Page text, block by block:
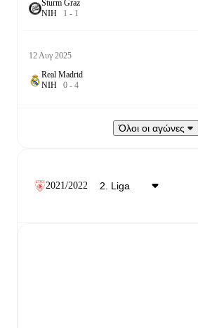
Sturm Graz
ΝΙΗ 1 - 1
12 Αυγ 2025
Real Madrid
ΝΙΗ 0 - 4
Όλοι οι αγώνες
2021/2022